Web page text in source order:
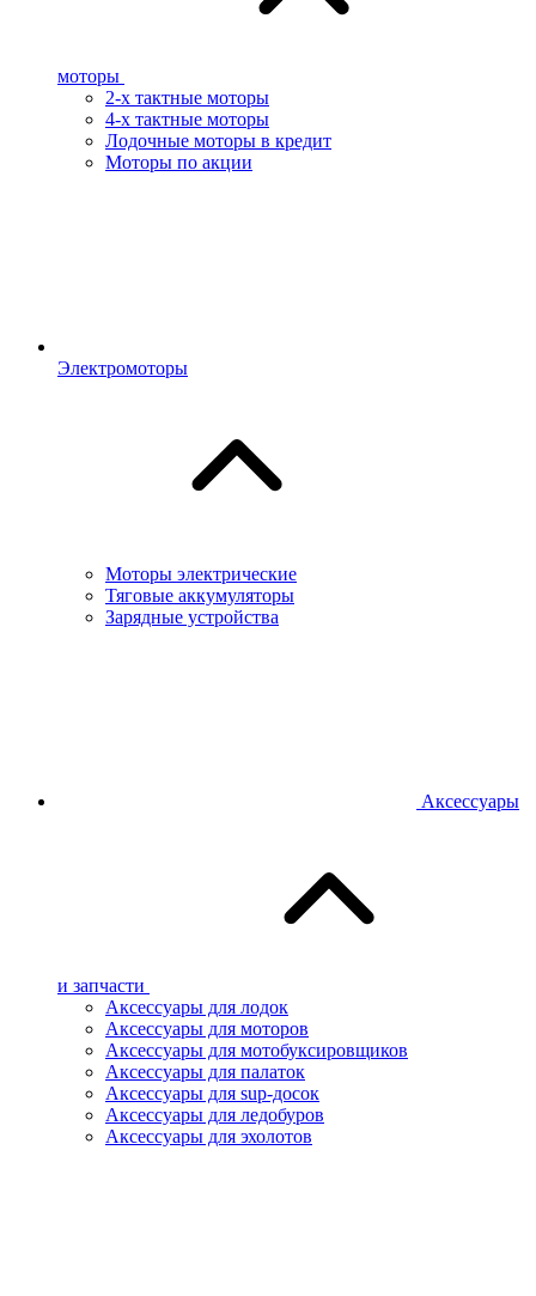
моторы
2-х тактные моторы
4-х тактные моторы
Лодочные моторы в кредит
Моторы по акции
Электромоторы
Моторы электрические
Тяговые аккумуляторы
Зарядные устройства
Аксессуары
и запчасти
Аксессуары для лодок
Аксессуары для моторов
Аксессуары для мотобуксировщиков
Аксессуары для палаток
Аксессуары для sup-досок
Аксессуары для ледобуров
Аксессуары для эхолотов